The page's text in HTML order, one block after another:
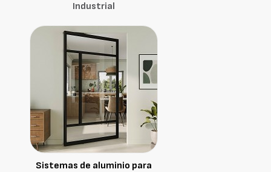
Industrial
Sistemas de aluminio para